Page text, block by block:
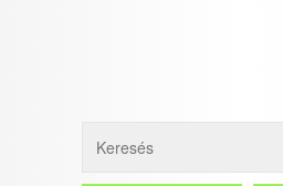
Data Deletion